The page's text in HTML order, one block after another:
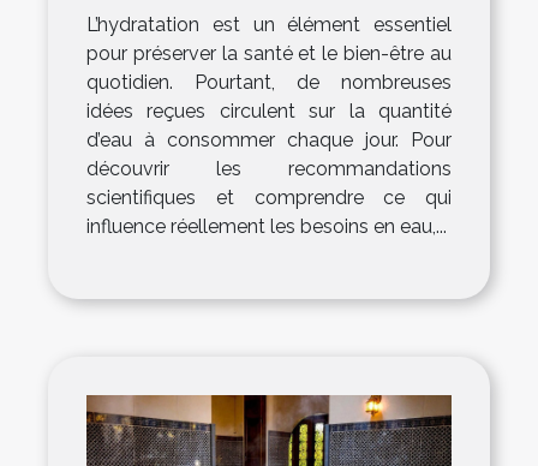
L’hydratation est un élément essentiel
pour préserver la santé et le bien-être au
quotidien. Pourtant, de nombreuses
idées reçues circulent sur la quantité
d’eau à consommer chaque jour. Pour
découvrir les recommandations
scientifiques et comprendre ce qui
influence réellement les besoins en eau,...